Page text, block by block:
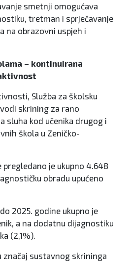
smetnji omogućava
tretman i sprječavanje
na obrazovni uspjeh i
– kontinuirana
Služba za školsku
skrining za rano
sluha kod učenika drugog i
škola u Zeničko-
pregledano je ukupno 4.648
obradu upućeno
2025. godine ukupno je
a na dodatnu dijagnostiku
(2,1%).
značaj sustavnog skrininga